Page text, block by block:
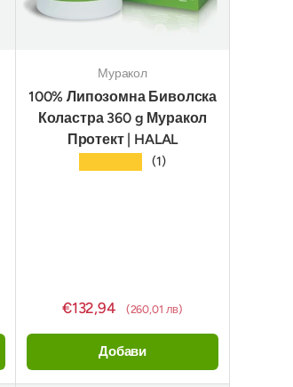
Муракол
100% Липозомна Биволска
Коластра 360 g Муракол
Протект | HALAL
(1)
€132,94 (260,01 лв)
Добави